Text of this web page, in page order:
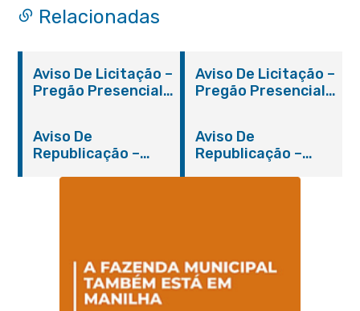
Relacionadas
Aviso De Licitação –
Pregão Presencial
Aviso De Licitação –
Pregão Presencial
Aviso De
Republicação –
Aviso De
Republicação –